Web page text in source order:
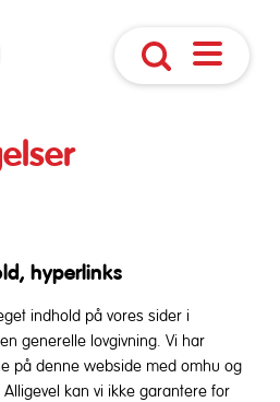
Søg
Åbn
hyperlinks
indhold på vores sider i
generelle lovgivning. Vi har
på denne webside med omhu og
kan vi ikke garantere for